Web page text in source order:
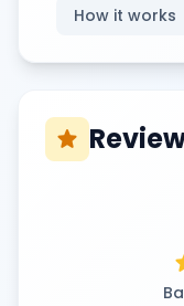
How it works
star